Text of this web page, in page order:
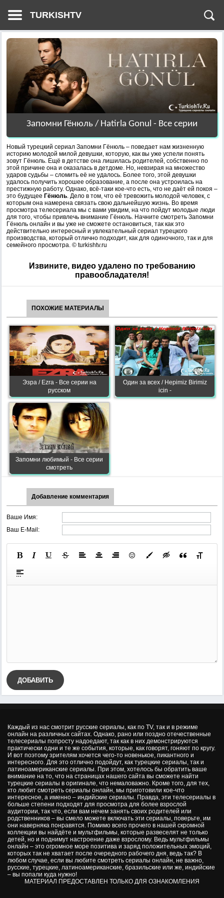
TURKISHTV
Запомни Гёнюль / Hatirla Gonul - Все серии
Новый турецкий сериал Запомни Гёнюль – поведает нам жизненную
историю молодой милой девушки, которую, как вы уже успели понять
зовут Гёнюль. Ещё в детстве она лишилась родителей, собственно по
этой причине она и оказалась в детдоме. Но, невзирая на множество
ударов судьбы – сломить её не удалось. Более того, этой девушки
удалось получить хорошее образование, а после она устроилась на
престижную работу. Однако, всё-таки кое-что есть, что не даёт ей покоя –
это будущее Гёнюль. Дело в том, что её тревожить молодой человек, с
которым она намерена связать свою дальнейшую жизнь. Во время
просмотра телесериала мы с вами увидим, на что пойдут молодые люди
для того, чтобы привлечь внимание Гёнюль. Начните смотреть Запомни
Гёнюль онлайн и вы уже не сможете остановиться, так как это
действительно интересный и увлекательный сериал турецкого
производства, который отлично подходит, как для одиночного, так и для
семейного просмотра. © turkishtv.ru
Извините, видео удалено по требованию
правообладателя!
ПОХОЖИЕ МАТЕРИАЛЫ
Эзра / Ezra - Все серии на
русском
Один за всех / Hepimiz Birimiz
icin -
Запомни любимый - Все серии
смотреть
Добавление комментария
Ваше Имя:
Ваш E-Mail:
ДОБАВИТЬ
Каждый из нас смотрит русские сериалы, как по TV, так и в режиме
онлайн на различных сайтах. Однако, рано или поздно отечественные
телесериалы попросту надоедают, так как в них демонстрируются
практически одни и те же события, которые, как говорят, гоняют по кругу.
И вот поэтому зрителям хочется чего-то новенькое, пикантного и
интересного. Для это отлично подойдут, как турецкие сериалы, так и
латиноамериканские сериалы. При этом, хотелось бы обратить ваше
внимание на то, что на страницах нашего сайта вы сможете найти
турецкие сериалы в оригинале, что немаловажно. Кроме того, для тех,
кто любит смотреть сериалы онлайн, мы приготовили кое-что
интересное, а именно – индийские сериалы. Правда, эти телесериалы в
больше степени подходят для просмотра для более взрослой
аудитории, так что, если вам нечем занять своих родителей или
родственников – вы смело можете включать эти сериалы, поверьте, им
они наверняка понравятся. Помимо всего прочего в нашей скромной
коллекции вы найдёте и мультфильмы, которые развеселят не только
детей, но и поднимут настроение даже взрослому. Ведь мультфильмы
онлайн – это огромное море позитива и заряд положительных эмоций,
которых так не хватает после очередного рабочего дня, ведь так? В
любом случае, если вы любите смотреть сериалы онлайн, не важно,
русские, турецкие, латиноамериканские, бразильские или же, индийские
– вы попали куда нужно!
МАТЕРИАЛ ПРЕДОСТАВЛЕН ТОЛЬКО ДЛЯ ОЗНАКОМЛЕНИЯ